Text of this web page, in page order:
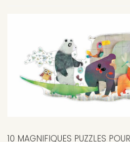
10 MAGNIFIQUES PUZZLES